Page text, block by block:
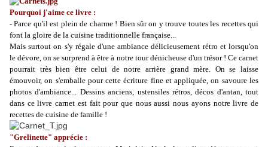
Pourquoi j'aime ce livre :
- Parce qu'il est plein de charme ! Bien sûr on y trouve toutes les recettes qui
font la gloire de la cuisine traditionnelle française...
Mais surtout on s'y régale d'une ambiance délicieusement rétro et lorsqu'on
le dévore, on se surprend à être à notre tour dénicheuse d'un trésor ! Ce carnet
pourrait très bien être celui de notre arrière grand mère. On se laisse
émouvoir, on s'emballe pour cette écriture fine et appliquée, on savoure les
photos d'ambiance... Dessins anciens, ustensiles rétros, décos d'antan, tout
dans ce livre carnet est fait pour que nous aussi nous ayons notre livre de
recettes de cuisine de famille !
"Grelinette" apprécie :